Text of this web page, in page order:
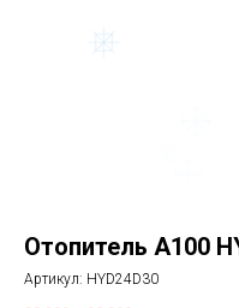
Отопитель A100
Артикул: HYD24D30